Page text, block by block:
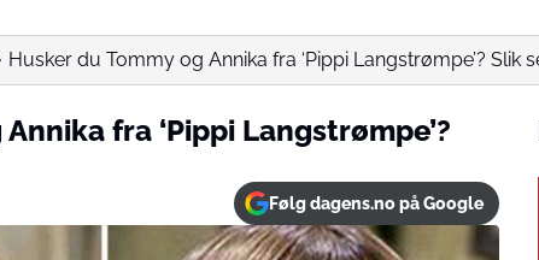
Husker du Tommy og Annika fra ‘Pippi Langstrømpe’? Slik
fra ‘Pippi Langstrømpe’?
Følg dagens.no på Google